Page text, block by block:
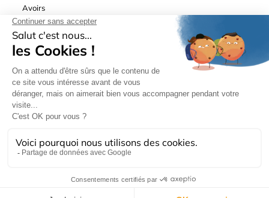
Avoirs
Adresses
Bons de réduction
de ventes| © Hydrodis 2003-2026. Tous droits réservés